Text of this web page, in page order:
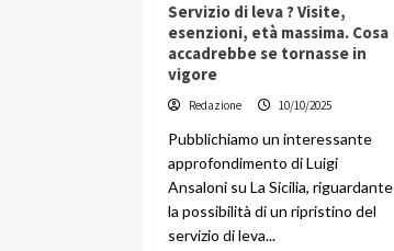
Servizio di leva ? Visite,
esenzioni, età massima. Cosa
accadrebbe se tornasse in
vigore
Redazione 10/10/2025
Pubblichiamo un interessante
approfondimento di Luigi
Ansaloni su La Sicilia, riguardante
la possibilità di un ripristino del
servizio di leva...